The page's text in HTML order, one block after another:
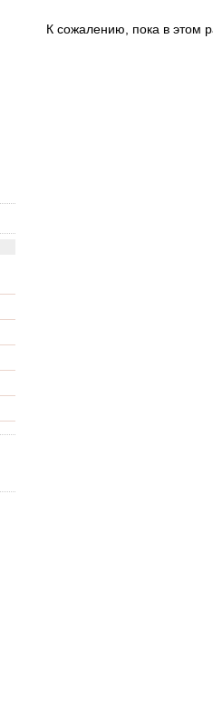
К сожалению, пока в этом